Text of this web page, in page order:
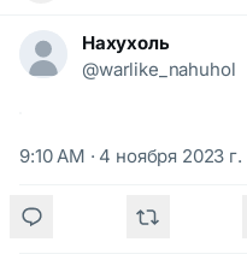
Нахухоль
@warlike_nahuhol
9:10 AM · 4 ноября 2023 г.